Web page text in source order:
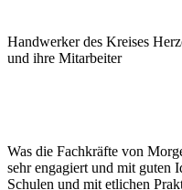
Handwerker des Kreises
und ihre Mitarbeiter
Was die Fachkräfte von
sehr engagiert und mit guten
Schulen und mit etlichen